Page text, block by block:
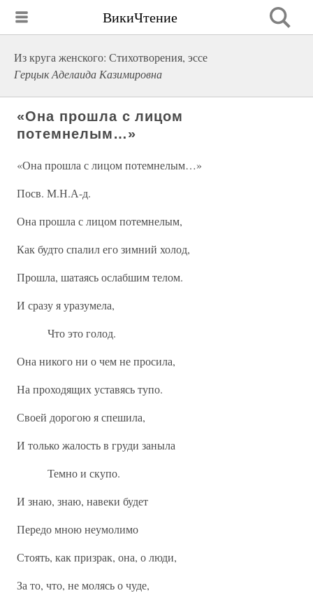
ВикиЧтение
Из круга женского: Стихотворения, эссе
Герцык Аделаида Казимировна
«Она прошла с лицом
потемнелым…»
«Она прошла с лицом потемнелым…»
Посв. М.Н.А-д.
Она прошла с лицом потемнелым,
Как будто спалил его зимний холод,
Прошла, шатаясь ослабшим телом.
И сразу я уразумела,
Что это голод.
Она никого ни о чем не просила,
На проходящих уставясь тупо.
Своей дорогою я спешила,
И только жалость в груди заныла
Темно и скупо.
И знаю, знаю, навеки будет
Передо мною неумолимо
Стоять, как призрак, она, о люди,
За то, что, не молясь о чуде,